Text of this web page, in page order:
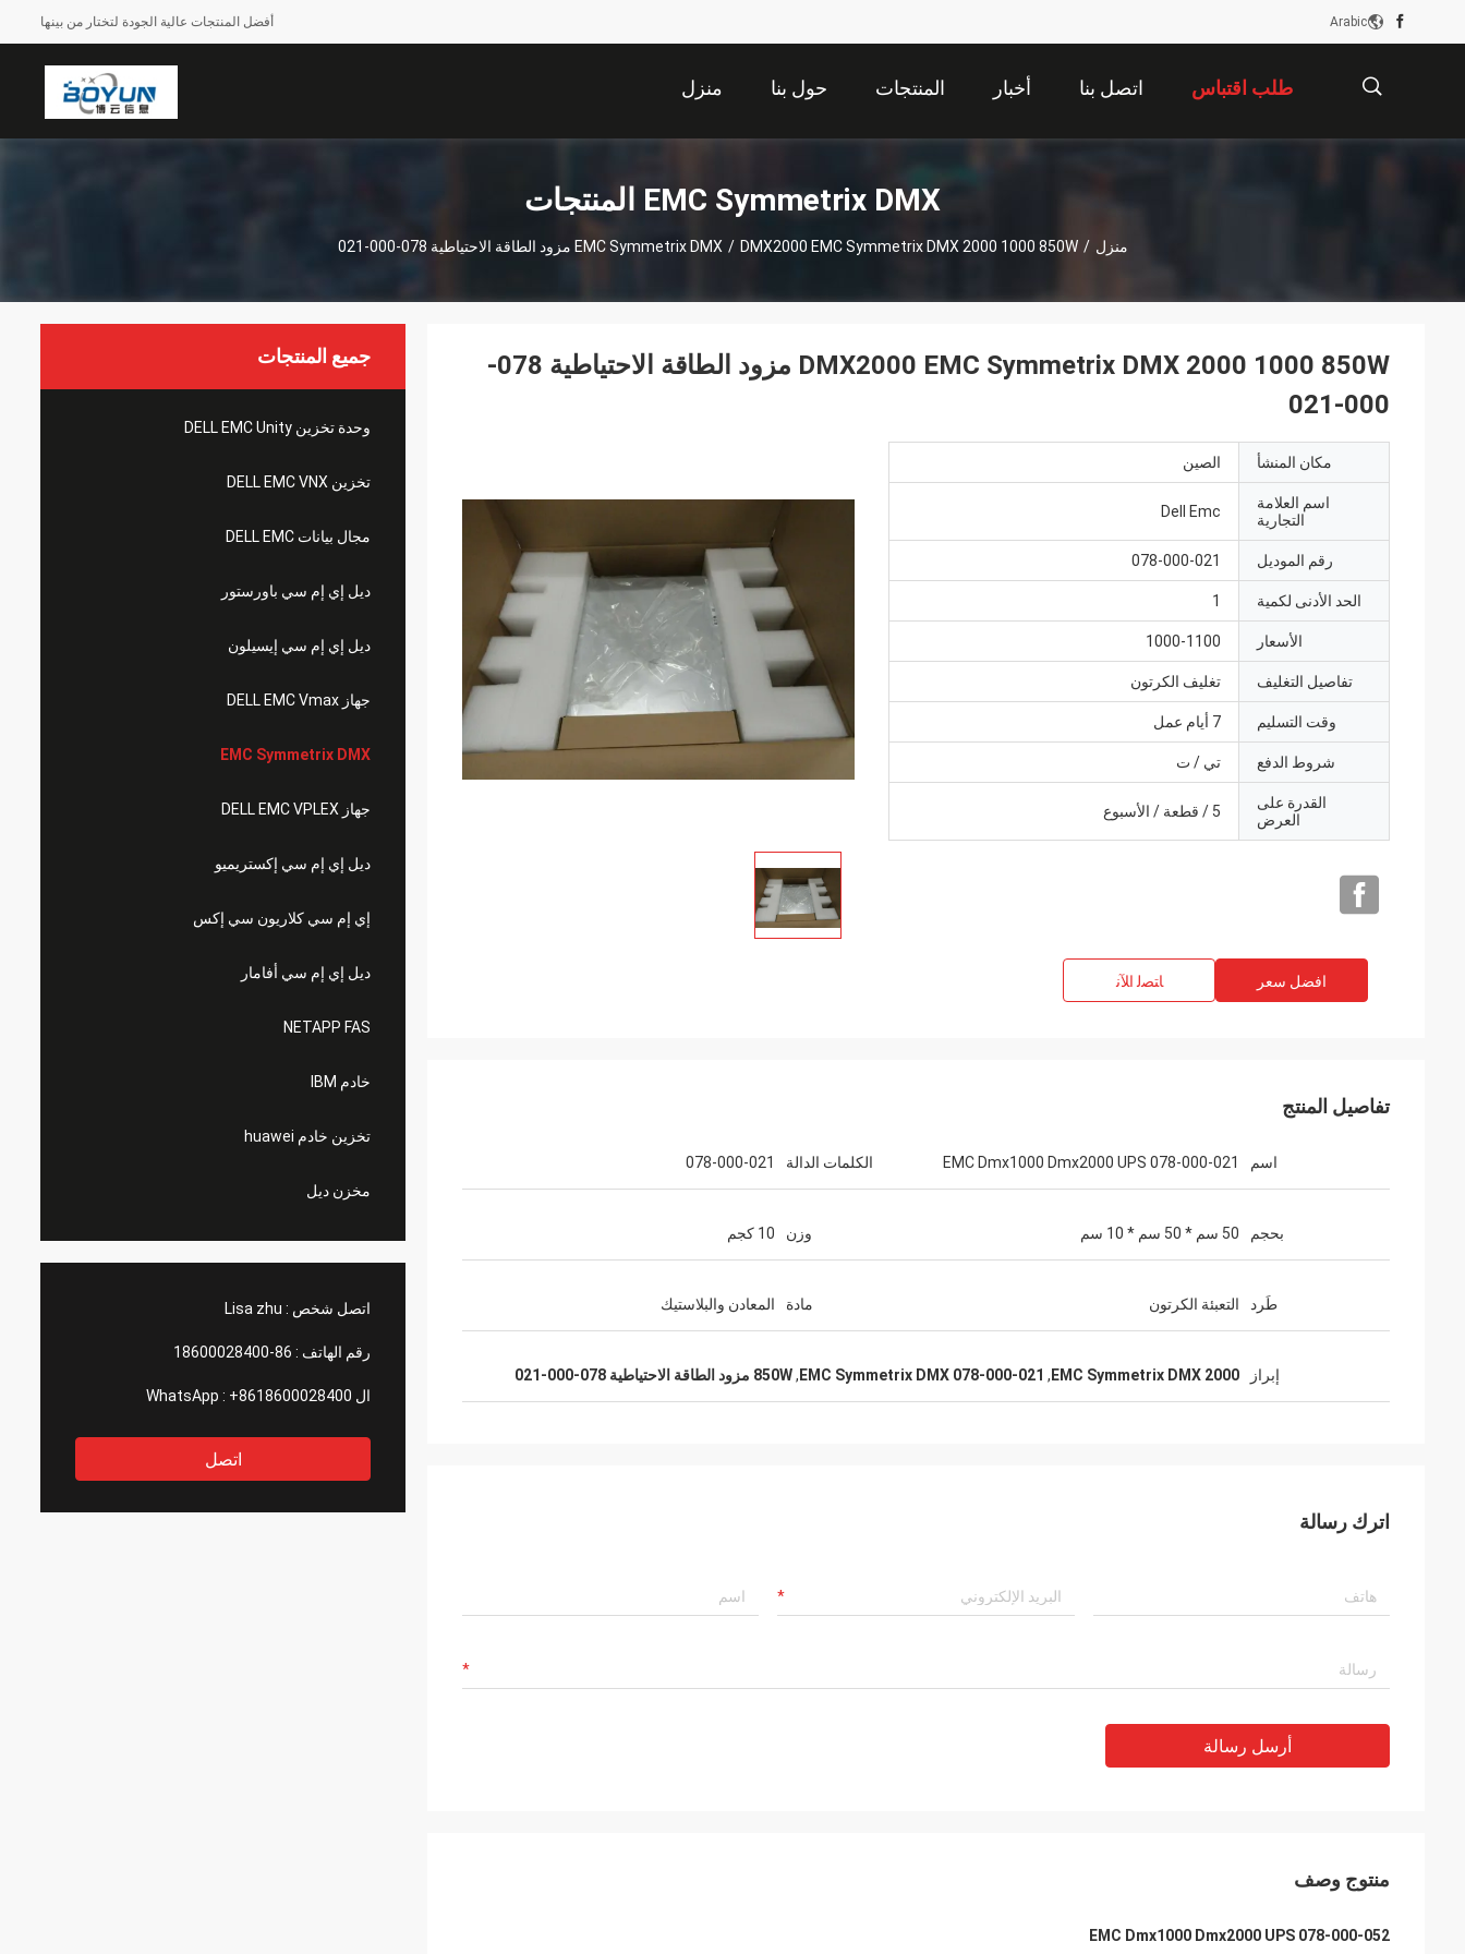
أفضل المنتجات عالية الجودة لتختار من بينها Arabic
منزل حول بنا المنتجات أخبار اتصل بنا طلب اقتباس
EMC Symmetrix DMX المنتجات
منزل /
EMC Symmetrix DMX / DMX2000 EMC Symmetrix DMX 2000 1000 850W مزود الطاقة الاحتياطية 078-000-021
جميع المنتجات
وحدة تخزين DELL EMC Unity
تخزين DELL EMC VNX
مجال بيانات DELL EMC
ديل إي إم سي باورستور
ديل إي إم سي إيسيلون
جهاز DELL EMC Vmax
EMC Symmetrix DMX
جهاز DELL EMC VPLEX
ديل إي إم سي إكستريميو
إي إم سي كلاريون سي إكس
ديل إي إم سي أفامار
NETAPP FAS
خادم IBM
تخزين خادم huawei
مخزن ديل
اتصل شخص : Lisa zhu
رقم الهاتف : 86-18600028400
ال WhatsApp : +8618600028400
اتصل
DMX2000 EMC Symmetrix DMX 2000 1000 850W مزود الطاقة الاحتياطية 078-
000-021
مكان المنشأ الصين
اسم العلامة
التجارية
Dell Emc
رقم الموديل 078-000-021
الحد الأدنى لكمية 1
الأسعار 1000-1100
تفاصيل التغليف تغليف الكرتون
وقت التسليم 7 أيام عمل
شروط الدفع تي / ت
القدرة على
العرض
5 / قطعة / الأسبوع
افضل سعر ﺎﺘﺼﻟ ﺍﻶﻧ
تفاصيل المنتج
اسم EMC Dmx1000 Dmx2000 UPS 078-000-021 الكلمات الدالة 078-000-021
بحجم 50 سم * 50 سم * 10 سم وزن 10 كجم
طَرد التعبئة الكرتون مادة المعادن والبلاستيك
إبراز EMC Symmetrix DMX 2000
,
EMC Symmetrix DMX 078-000-021
,850W مزود الطاقة الاحتياطية 078-000-021
اترك رسالة
أرسل رسالة
منتوج وصف
EMC Dmx1000 Dmx2000 UPS 078-000-052